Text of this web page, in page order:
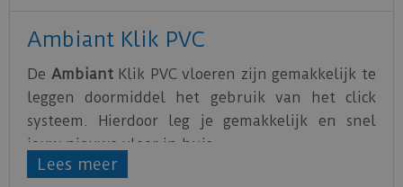
Ambiant Klik PVC
De Ambiant Klik PVC vloeren zijn gemakkelijk te
leggen doormiddel het gebruik van het click
systeem. Hierdoor leg je gemakkelijk en snel
jouw nieuwe vloer in huis.
De PVC vloeren van
Lees meer